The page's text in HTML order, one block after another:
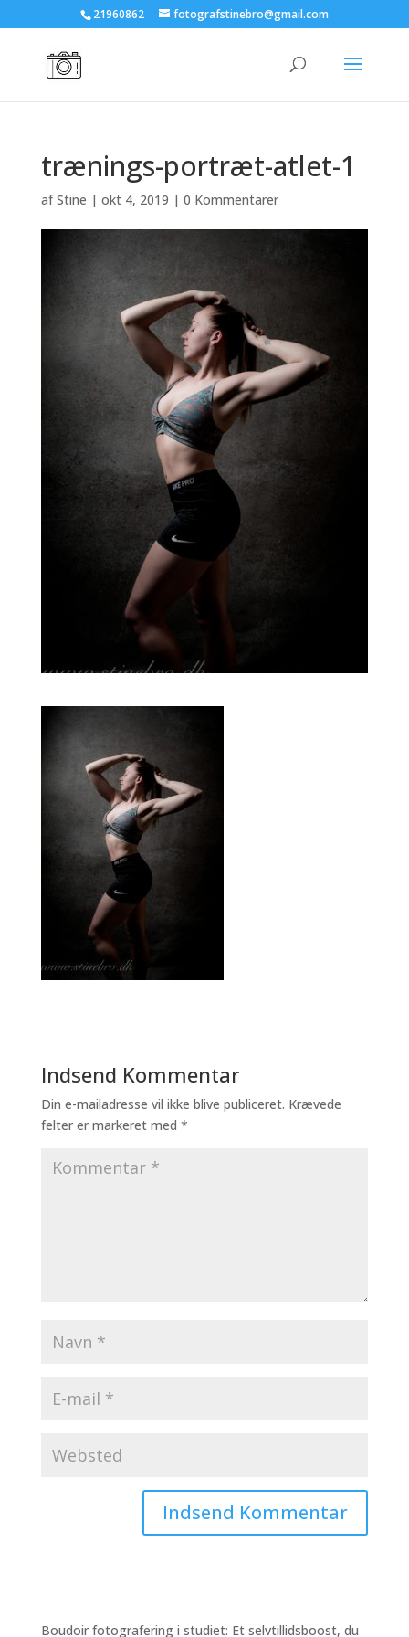
21960862 fotografstinebro@gmail.com
trænings-portræt-atlet-1
afStine | okt 4, 2019 | 0 Kommentarer
Indsend Kommentar
Din e-mailadresse vil ikke blive publiceret. Krævede
felter er markeret med *
Boudoir fotografering i studiet: Et selvtillidsboost, du